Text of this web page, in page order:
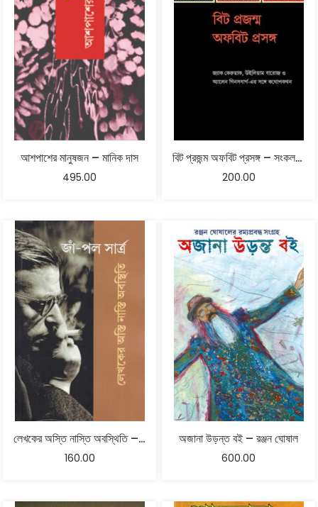
আশপাশের মানুষজন – মানিক দাস
495.00
বিট প্রজন্ম অফবিট প্রসঙ্গ – সংকলন, সম্পাদনা ও ভাষান্তর : সন্দীপন ভট্টাচার্য
200.00
লেখকের অস্তি নাস্তি অবস্থিতি – জাঁ-পল সার্ত্র
160.00
অজানা উড়ন্ত বই – রঞ্জন ঘোষাল
600.00